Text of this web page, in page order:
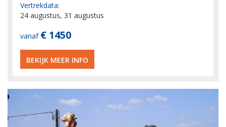
Vertrekdata:
24 augustus, 31 augustus
vanaf € 1450
BEKIJK MEER INFO